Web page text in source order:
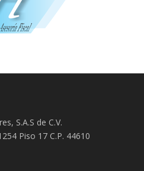
S.A.S de C.V.
Piso 17 C.P. 44610